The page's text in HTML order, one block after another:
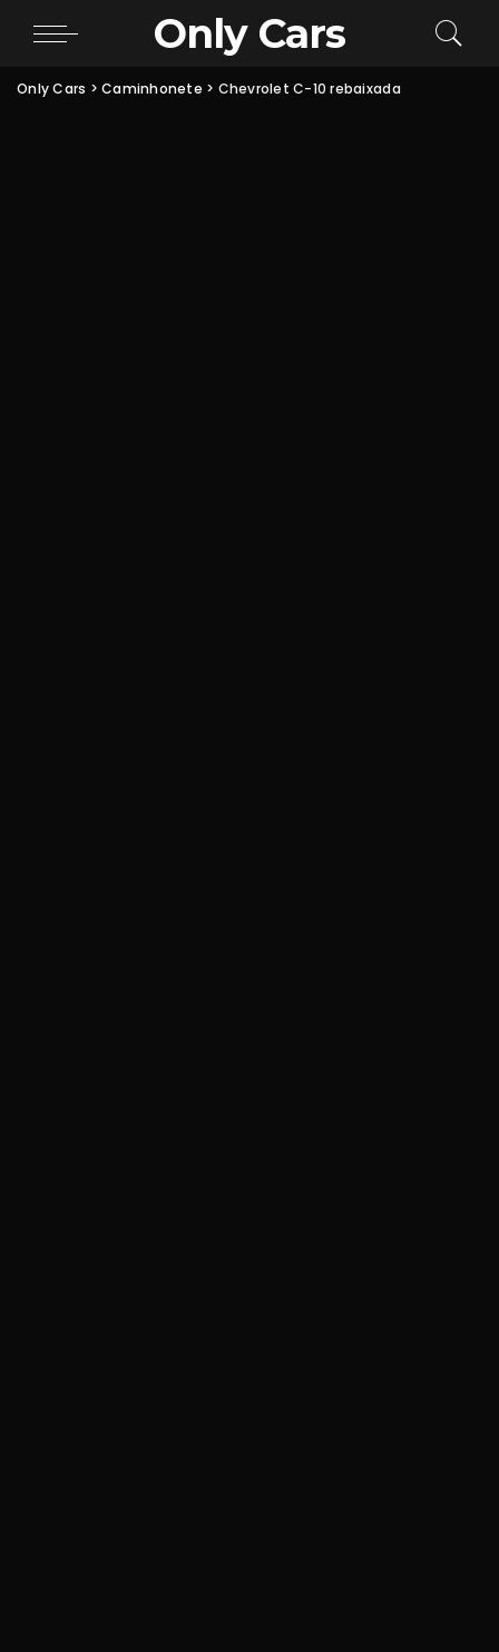
Only Cars
Only Cars >Caminhonete > Chevrolet C-10 rebaixada